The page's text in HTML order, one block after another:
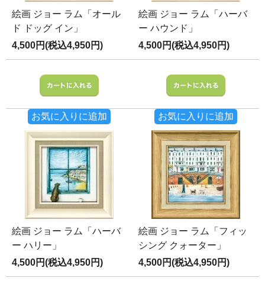
絵画 ジョー ラム「オール
ド ドッグ イン」
4,500円(税込4,950円)
お気に入りに追加
絵画 ジョー ラム「ハーバ
ー ハウンド」
4,500円(税込4,950円)
お気に入りに追加
絵画 ジョー ラム「ハーバ
ー ハリー」
4,500円(税込4,950円)
絵画 ジョー ラム「フィッ
シング クォーター」
4,500円(税込4,950円)